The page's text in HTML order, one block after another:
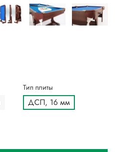
Тип плиты
ДСП, 16 мм